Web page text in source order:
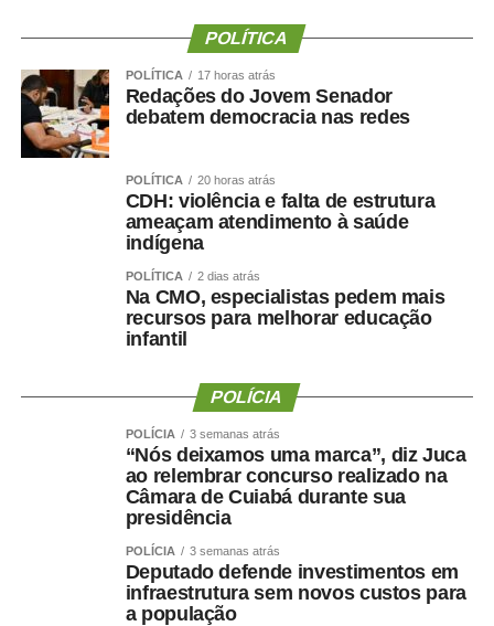
perspectivas masculinas como padrão.
— Se foram os homens que estabeleceram os
pressupostos do que hoje nós entendemos como a base
do direito, será que não foram as experiências
masculinas aquelas alçadas à categoria de regra geral e
aplicada a todas as demais experiências?
Interesse público
Segundo a advogada-geral do Senado, Gabrielle Tatih
Pereira, dados do Anuário Brasileiro de Segurança
Pública mostram queda nas mortes intencionais no
continua crescendo “em patamares assustadores”.
Para ela, a Lei Maria da Penha ajudou na compreensão
de que a violência doméstica e familiar não é uma
questão privada, mas sim de interesse público e de
direitos humanos, o que a torna uma questão
fundamental para a democracia no país.
— A Lei Maria da Penha institucionaliza um sistema
POLÍTICA
POLÍTICA 17 horas atrás
Redações do Jovem Senador
debatem democracia nas redes
POLÍTICA 20 horas atrás
CDH: violência e falta de estrutura
ameaçam atendimento à saúde
indígena
POLÍTICA 2 dias atrás
Na CMO, especialistas pedem mais
recursos para melhorar educação
infantil
POLÍCIA
POLÍCIA 3 semanas atrás
“Nós deixamos uma marca”, diz Juca
ao relembrar concurso realizado na
Câmara de Cuiabá durante sua
presidência
POLÍCIA 3 semanas atrás
Deputado defende investimentos em
infraestrutura sem novos custos para
a população